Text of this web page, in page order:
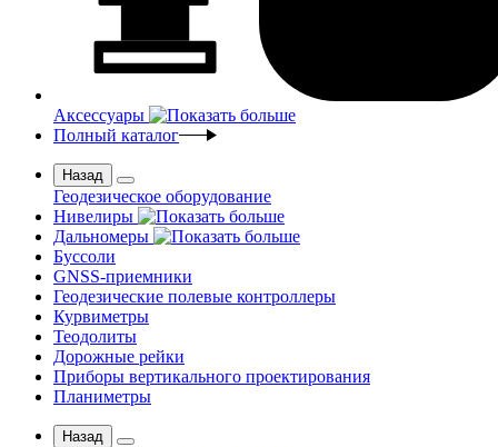
Аксессуары
Полный каталог
Назад
Геодезическое оборудование
Нивелиры
Дальномеры
Буссоли
GNSS-приемники
Геодезические полевые контроллеры
Курвиметры
Теодолиты
Дорожные рейки
Приборы вертикального проектирования
Планиметры
Назад